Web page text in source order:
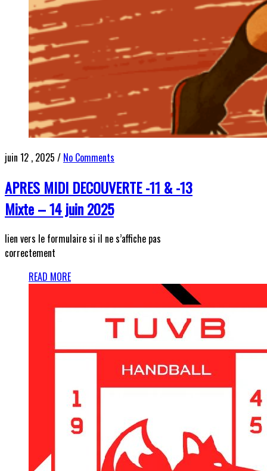
juin 12 , 2025 / No Comments
APRES MIDI DECOUVERTE -11 & -13
Mixte – 14 juin 2025
lien vers le formulaire si il ne s’affiche pas
correctement
READ MORE